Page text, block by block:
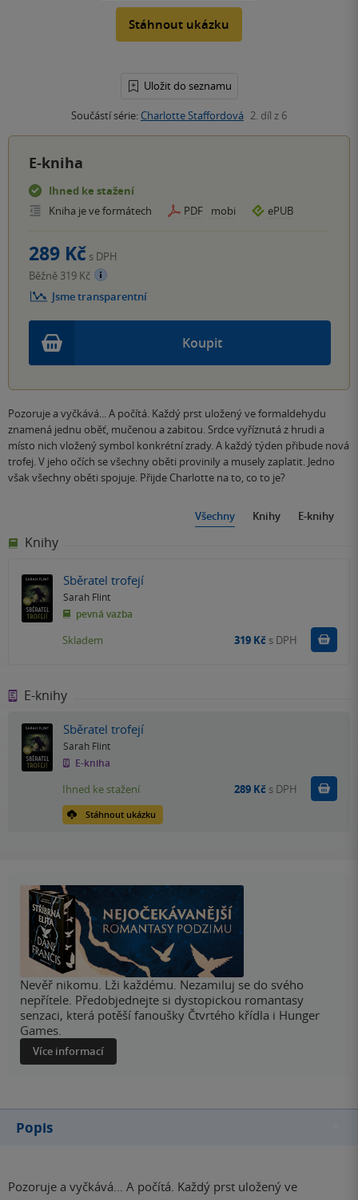
Stáhnout ukázku
Uložit do seznamu
Součástí série: Charlotte Staffordová 2. díl z 6
E-kniha
Ihned ke stažení
Kniha je ve formátech
PDF mobi ePUB
Koupit
289 Kč s DPH
Běžně 319 Kč
Jsme transparentní
Pozoruje a vyčkává... A počítá. Každý prst uložený ve formaldehydu
znamená jednu oběť, mučenou a zabitou. Srdce vyříznutá z hrudi a
místo nich vložený symbol konkrétní zrady. A každý týden přibude nová
trofej. V jeho očích se všechny oběti provinily a musely zaplatit. Jedno
však všechny oběti spojuje. Přijde Charlotte na to, co to je?
Všechny Knihy E-knihy
Knihy
Sběratel trofejí
Sarah Flint
pevná vazba
Skladem 319 Kč s DPH
E-knihy
Sběratel trofejí
Sarah Flint
E-kniha
Stáhnout ukázku
Ihned ke stažení 289 Kč s DPH Koupit
Nevěř nikomu. Lži každému. Nezamiluj se do svého
nepřítele. Předobjednejte si dystopickou romantasy
senzaci, která potěší fanoušky Čtvrtého křídla i Hunger
Games.
Více informací
Popis
Pozoruje a vyčkává... A počítá. Každý prst uložený ve